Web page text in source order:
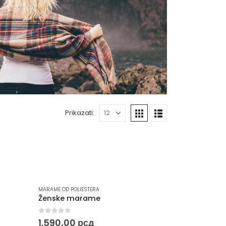
Prikazati:
MARAME OD POLIESTERA
Ženske marame
0 out of 5
1.590,00 рсд